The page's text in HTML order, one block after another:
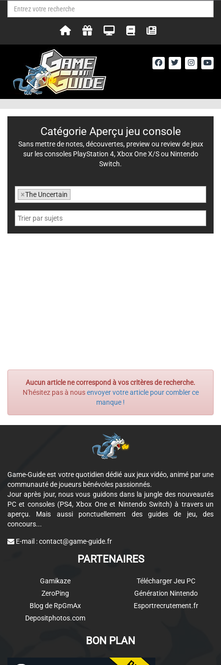
Aucun article ne correspond à vos critères de recherche.
N'hésitez pas à nousenvoyer votre article pour combler ce
manque !
Catégorie Aperçu jeu console
Sans mettre de notes, découvertes, preview ou review de jeux
sur les consoles PlayStation 4, Xbox One X/S ou Nintendo
Switch.
×The Uncertain
Game-Guide est votre quotidien dédié aux jeux vidéo, animé par une
communauté de joueurs bénévoles passionnés.
Jour après jour, nous vous guidons dans la jungle des nouveautés
PC et consoles (PS4, Xbox One et Nintendo Switch) à travers un
aperçu. Mais aussi ponctuellement des guides de jeu, des
concours...
E-mail :contact@game-guide.fr
PARTENAIRES
Gamikaze
ZeroPing
Blog de RpGmAx
Depositphotos.com
Télécharger Jeu PC
Génération Nintendo
Esportrecrutement.fr
BON PLAN